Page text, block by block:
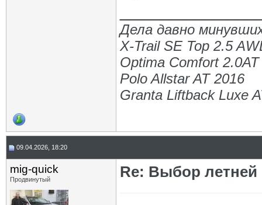
Дела давно
X-Trail SE Top 2.5
Optima Comfort
Polo Allstar AT 2016
Granta Liftback Luxe
09.04.2026, 18:20
mig-quick
Продвинутый Re: Выбор летней